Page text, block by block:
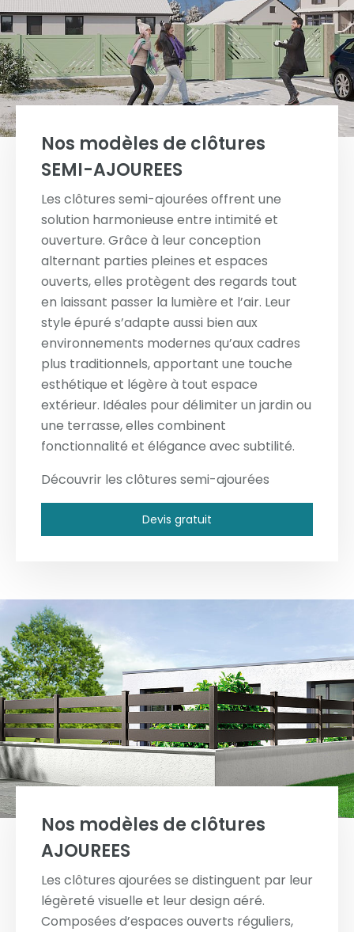
Nos modèles de clôtures
SEMI-AJOUREES
Les clôtures semi-ajourées offrent une
solution harmonieuse entre intimité et
ouverture. Grâce à leur conception
alternant parties pleines et espaces
ouverts, elles protègent des regards tout
en laissant passer la lumière et l’air. Leur
style épuré s’adapte aussi bien aux
environnements modernes qu’aux cadres
plus traditionnels, apportant une touche
esthétique et légère à tout espace
extérieur. Idéales pour délimiter un jardin ou
une terrasse, elles combinent
fonctionnalité et élégance avec subtilité.
Découvrir les clôtures semi-ajourées
Devis gratuit
Nos modèles de clôtures
AJOUREES
Les clôtures ajourées se distinguent par leur
légèreté visuelle et leur design aéré.
Composées d’espaces ouverts réguliers,